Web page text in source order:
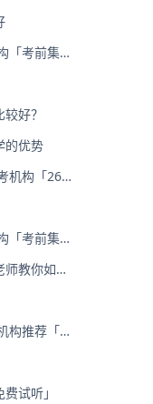
「考前集训
好？
的优势
机构「26
「考前集训
教你如何
构推荐「暑
试听」